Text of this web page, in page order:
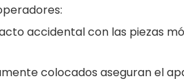
accidental con las piezas
colocados aseguran el